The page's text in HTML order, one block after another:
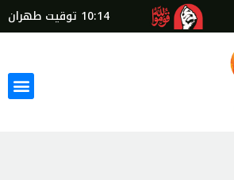
10:14 توقيت طهران